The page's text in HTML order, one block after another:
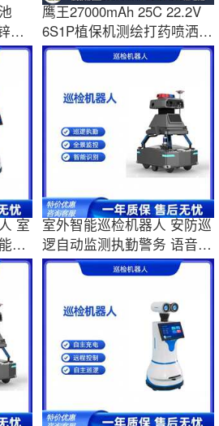
空
鹰王27000mAh 25C 22.2V
6S1P植保机测绘打药喷洒无
人机锂电池组
室
识
室外智能巡检机器人 安防巡
逻自动监测执勤警务 语音对
话巡查防护